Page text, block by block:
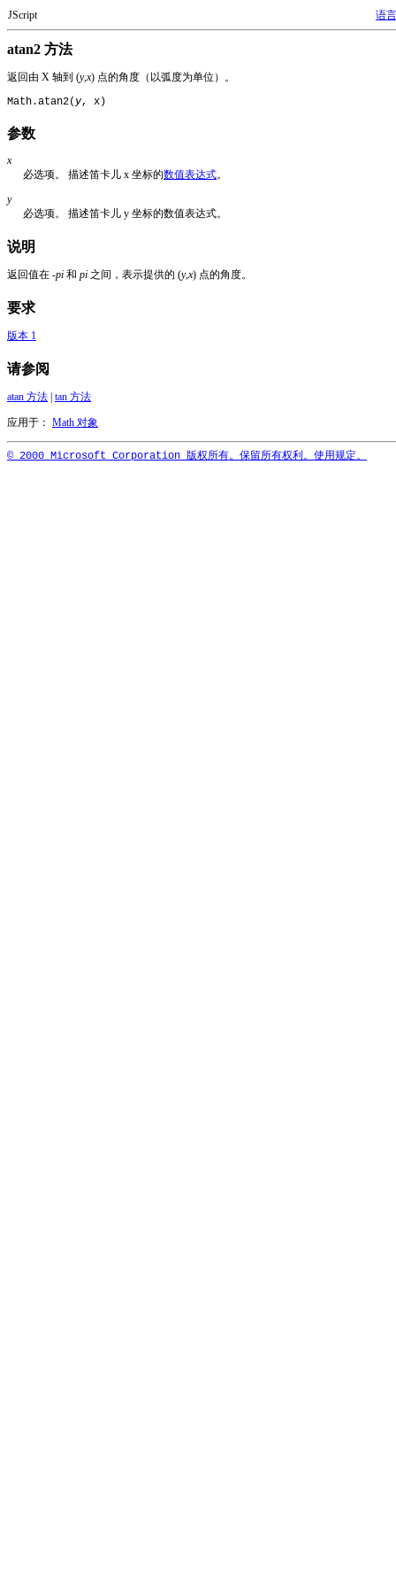
JScript 语
atan2 方法
返回由 X 轴到 (y,x) 点的角度（以弧度为单位）。
Math.atan2( y, x)
参数
x
必选项。 描述笛卡儿 x 坐标的数值表达式。
y
必选项。 描述笛卡儿 y 坐标的数值表达式。
说明
返回值在 -pi 和 pi 之间，表示提供的 (y,x) 点的角度。
要求
版本 1
请参阅
atan 方法 tan 方法
应用于： Math 对象
© 2000 Microsoft Corporation 版权所有。保留所有权利。使用规定。